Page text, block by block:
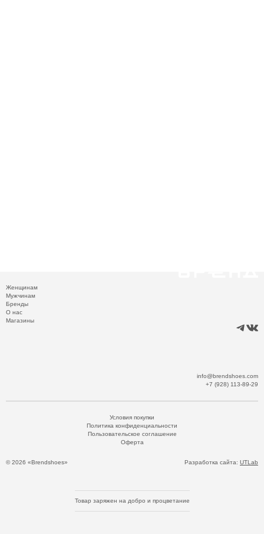
Женщинам
Мужчинам
Бренды
О нас
Магазины
info@brendshoes.com
+7 (928) 113-89-29
© 2026 «Brendshoes»
Условия покупки
Политика конфиденциальности
Пользовательское соглашение
Оферта
Разработка сайта: UTLab
Товар заряжен на добро и процветание